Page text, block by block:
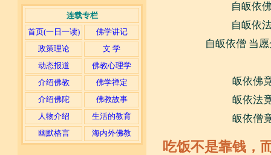
连载专栏
首页(一日一读)
佛学讲记
政策理论
文 学
动态报道
佛教心理学
介绍佛教
佛学禅定
介绍佛陀
佛教故事
人物介绍
生活的教育
幽默格言
海内外佛教
自皈依
自皈依
自皈依僧 当
皈依佛
皈依法
皈依僧
吃饭不是靠钱，